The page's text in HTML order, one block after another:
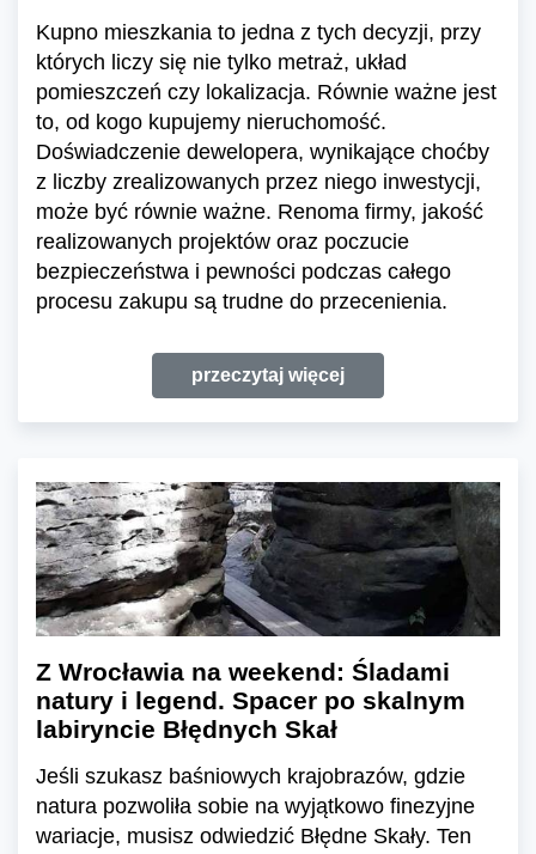
Kupno mieszkania to jedna z tych decyzji, przy
których liczy się nie tylko metraż, układ
pomieszczeń czy lokalizacja. Równie ważne jest
to, od kogo kupujemy nieruchomość.
Doświadczenie dewelopera, wynikające choćby
z liczby zrealizowanych przez niego inwestycji,
może być równie ważne. Renoma firmy, jakość
realizowanych projektów oraz poczucie
bezpieczeństwa i pewności podczas całego
procesu zakupu są trudne do przecenienia.
przeczytaj więcej
Z Wrocławia na weekend: Śladami
natury i legend. Spacer po skalnym
labiryncie Błędnych Skał
Jeśli szukasz baśniowych krajobrazów, gdzie
natura pozwoliła sobie na wyjątkowo finezyjne
wariacje, musisz odwiedzić Błędne Skały. Ten